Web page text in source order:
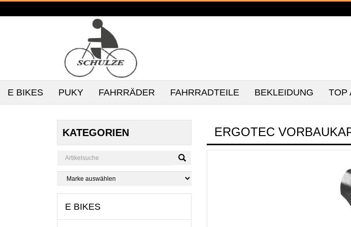
E BIKES PUKY FAHRRÄDER FAHRRADTEILE BEKLEIDUNG TOP
KATEGORIEN
E BIKES
ERGOTEC